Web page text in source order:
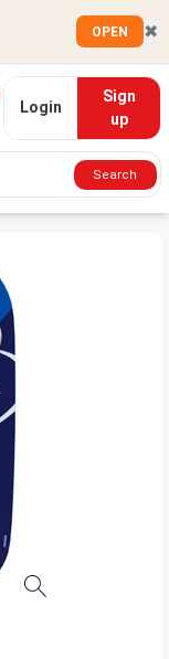
OPEN ✖
Login
Sign
up
Search